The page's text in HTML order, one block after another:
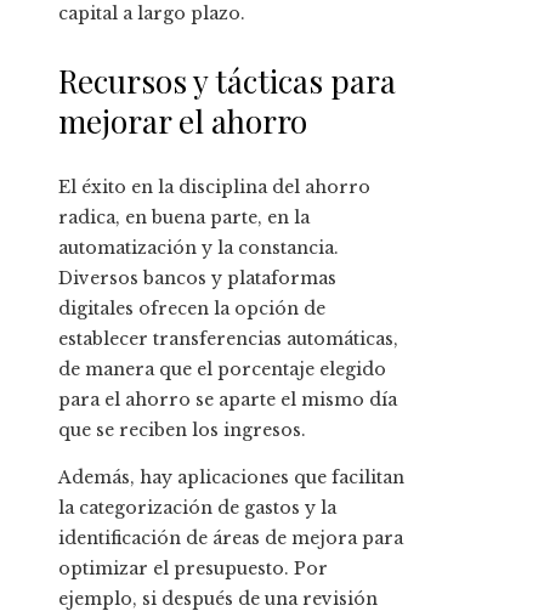
capital a largo plazo.
Recursos y tácticas para
mejorar el ahorro
El éxito en la disciplina del ahorro
radica, en buena parte, en la
automatización y la constancia.
Diversos bancos y plataformas
digitales ofrecen la opción de
establecer transferencias automáticas,
de manera que el porcentaje elegido
para el ahorro se aparte el mismo día
que se reciben los ingresos.
Además, hay aplicaciones que facilitan
la categorización de gastos y la
identificación de áreas de mejora para
optimizar el presupuesto. Por
ejemplo, si después de una revisión